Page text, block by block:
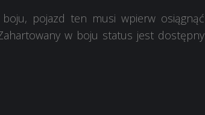
pojazd ten musi wpierw osiągnąć
w boju status jest dostępny